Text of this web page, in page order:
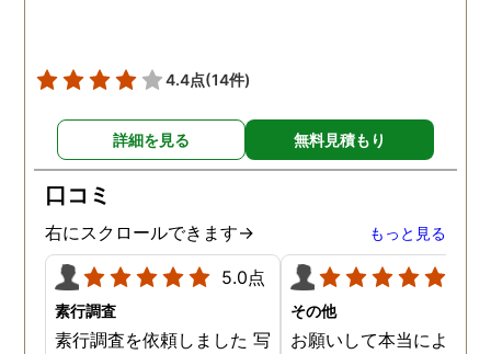
4.4点(14件)
詳細を見る 無料見積もり
口コミ
右にスクロールできます→ もっと見る
5.0点
素行調査
素行調査を依頼しました 写
その他
お願いして本当によかっ